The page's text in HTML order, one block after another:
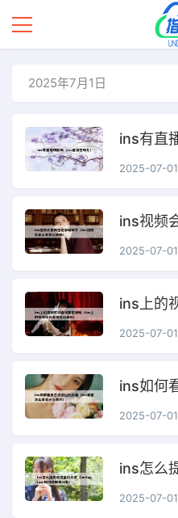
2025年7月1日
2025-07-01
2025-07-01
2025-07-01
2025-07-01
2025-07-01